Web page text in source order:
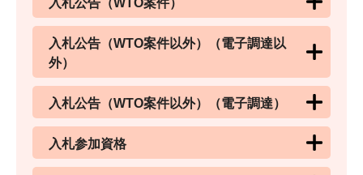
入札公告（WTO案件以外）（電子調達以
外）
入札公告（WTO案件以外）（電子調達）
入札参加資格